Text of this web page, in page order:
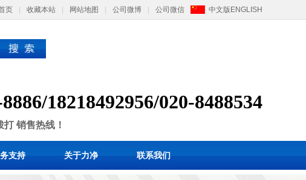
页 收藏本站 网站地图 公司微博 公司微信 中文版 ENGLISH
18218492956/020-8488534
销售热线！
支持 关于力净 联系我们